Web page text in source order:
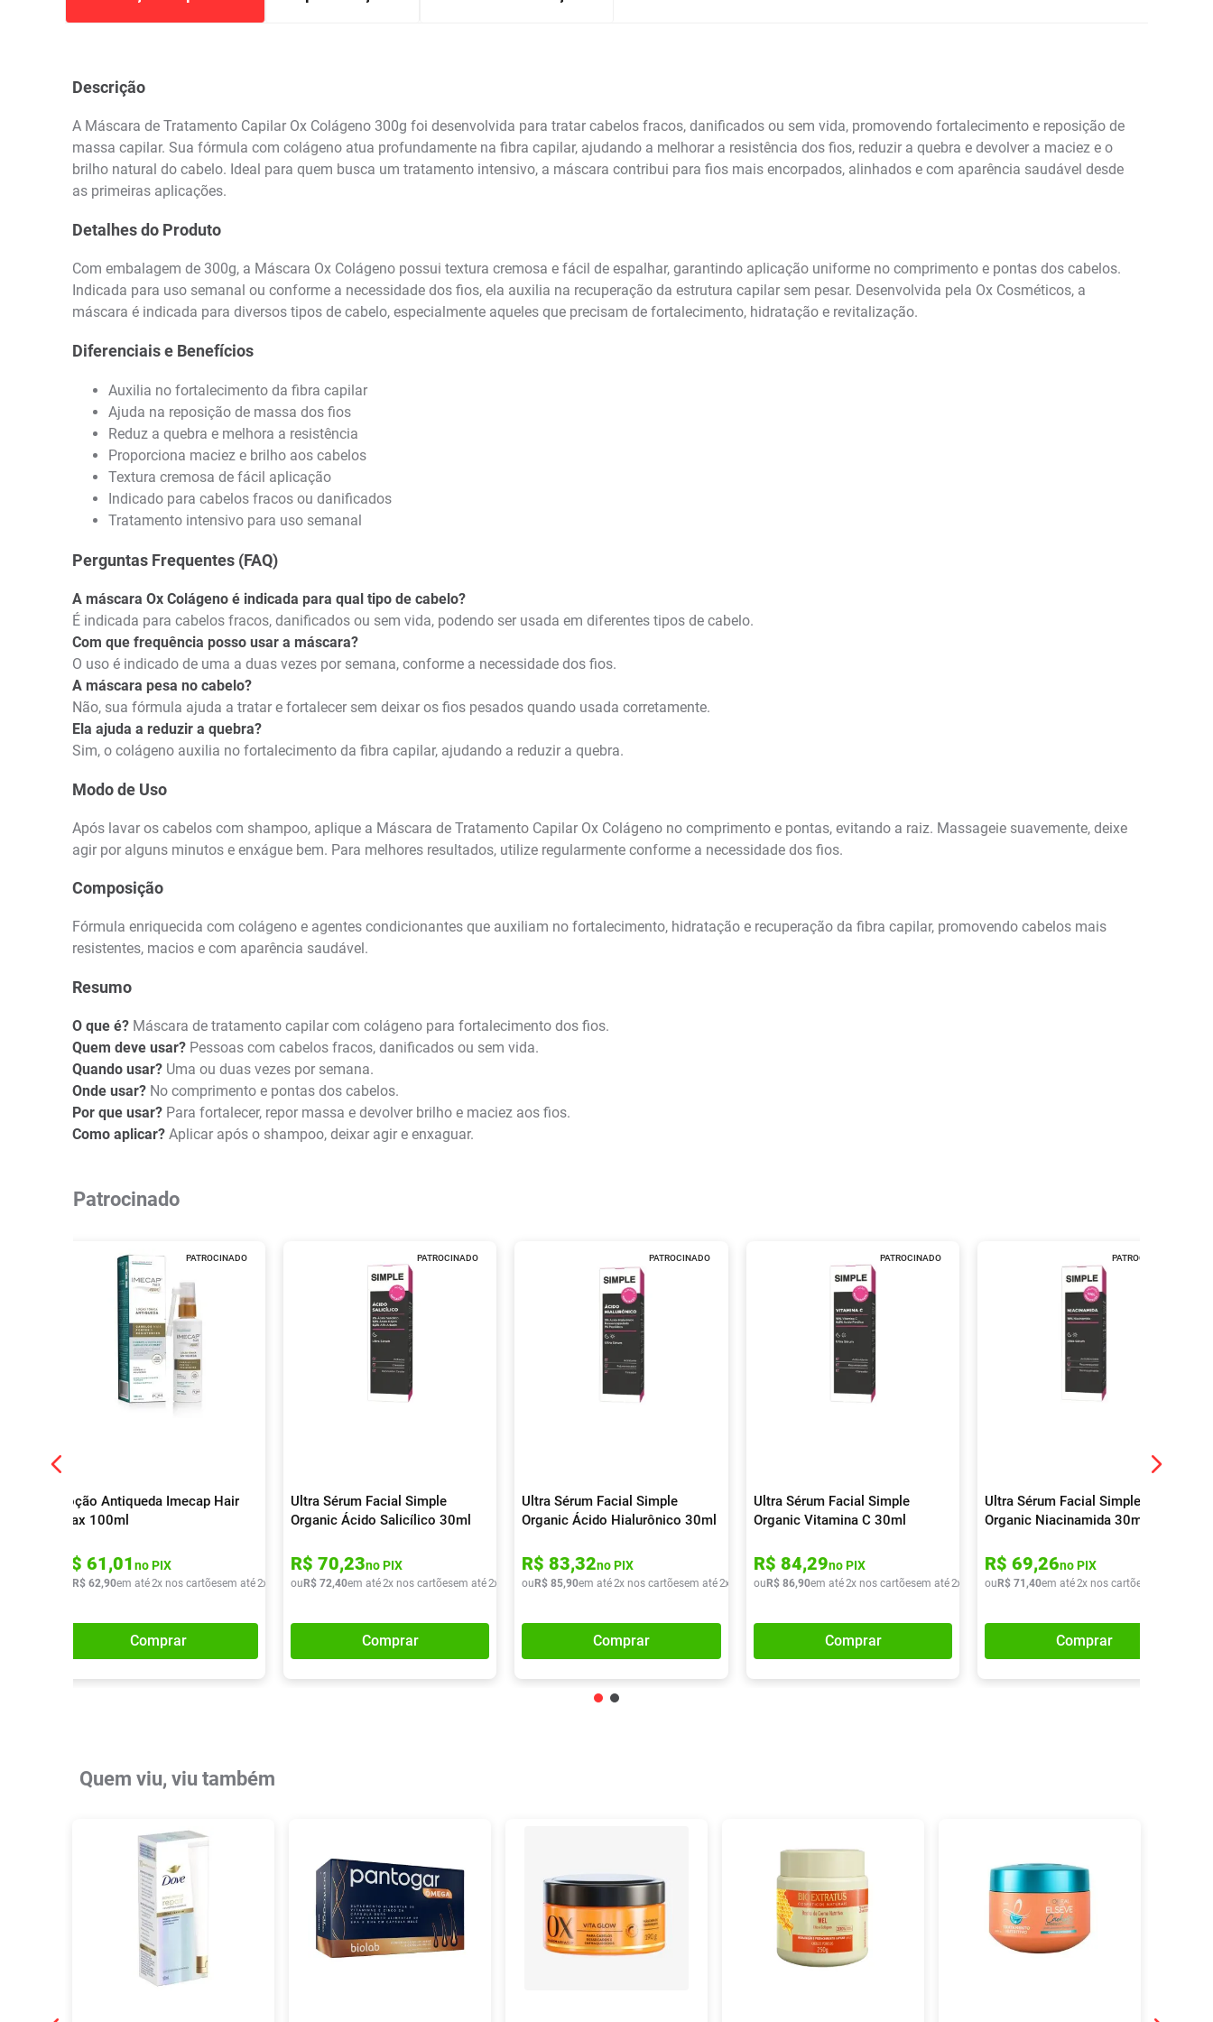
Descrição
A Máscara de Tratamento Capilar Ox Colágeno 300g foi desenvolvida para tratar cabelos fracos, danificados ou sem vida, promovendo fortalecimento e reposição de
massa capilar. Sua fórmula com colágeno atua profundamente na fibra capilar, ajudando a melhorar a resistência dos fios, reduzir a quebra e devolver a maciez e o
brilho natural do cabelo. Ideal para quem busca um tratamento intensivo, a máscara contribui para fios mais encorpados, alinhados e com aparência saudável desde
as primeiras aplicações.
Detalhes do Produto
Com embalagem de 300g, a Máscara Ox Colágeno possui textura cremosa e fácil de espalhar, garantindo aplicação uniforme no comprimento e pontas dos cabelos.
Indicada para uso semanal ou conforme a necessidade dos fios, ela auxilia na recuperação da estrutura capilar sem pesar. Desenvolvida pela Ox Cosméticos, a
máscara é indicada para diversos tipos de cabelo, especialmente aqueles que precisam de fortalecimento, hidratação e revitalização.
Diferenciais e Benefícios
Auxilia no fortalecimento da fibra capilar
Ajuda na reposição de massa dos fios
Reduz a quebra e melhora a resistência
Proporciona maciez e brilho aos cabelos
Textura cremosa de fácil aplicação
Indicado para cabelos fracos ou danificados
Tratamento intensivo para uso semanal
Perguntas Frequentes (FAQ)
A máscara Ox Colágeno é indicada para qual tipo de cabelo?
É indicada para cabelos fracos, danificados ou sem vida, podendo ser usada em diferentes tipos de cabelo.
Com que frequência posso usar a máscara?
O uso é indicado de uma a duas vezes por semana, conforme a necessidade dos fios.
A máscara pesa no cabelo?
Não, sua fórmula ajuda a tratar e fortalecer sem deixar os fios pesados quando usada corretamente.
Ela ajuda a reduzir a quebra?
Sim, o colágeno auxilia no fortalecimento da fibra capilar, ajudando a reduzir a quebra.
Modo de Uso
Após lavar os cabelos com shampoo, aplique a Máscara de Tratamento Capilar Ox Colágeno no comprimento e pontas, evitando a raiz. Massageie suavemente, deixe
agir por alguns minutos e enxágue bem. Para melhores resultados, utilize regularmente conforme a necessidade dos fios.
Composição
Fórmula enriquecida com colágeno e agentes condicionantes que auxiliam no fortalecimento, hidratação e recuperação da fibra capilar, promovendo cabelos mais
resistentes, macios e com aparência saudável.
Resumo
O que é? Máscara de tratamento capilar com colágeno para fortalecimento dos fios.
Quem deve usar? Pessoas com cabelos fracos, danificados ou sem vida.
Quando usar? Uma ou duas vezes por semana.
Onde usar? No comprimento e pontas dos cabelos.
Por que usar? Para fortalecer, repor massa e devolver brilho e maciez aos fios.
Como aplicar? Aplicar após o shampoo, deixar agir e enxaguar.
Patrocinado
PATROCINADO
Loção Antiqueda Imecap Hair
Max 100ml
R$ 61,01no PIX
R$ 62,90em até2x nos cartõesem até2x de R$ 31,45
Comprar
PATROCINADO
Ultra Sérum Facial Simple
Organic Ácido Salicílico 30ml
R$ 70,23no PIX
ou R$ 72,40em até2x nos cartõesem até2x de R$ 36,20
Comprar
PATROCINADO
Ultra Sérum Facial Simple
Organic Ácido Hialurônico 30ml
R$ 83,32no PIX
ou R$ 85,90em até2x nos cartõesem até2x de R$ 42,95
Comprar
PATROCINADO
Ultra Sérum Facial Simple
Organic Vitamina C 30ml
R$ 84,29no PIX
ou R$ 86,90em até2x nos cartõesem até2x de R$ 43,45
Comprar
PATROCINADO
Ultra Sérum Facial Simple
Organic Niacinamida 30ml
R$ 69,26no PIX
ou R$ 71 ,40em até2x nos cartões
Comprar
Quem viu, viu também